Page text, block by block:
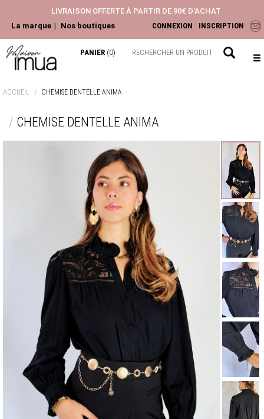
LIVRAISON OFFERTE À PARTIR DE 90€ D'ACHAT
La marque
Nos boutiques CONNEXION INSCRIPTION
PANIER (0)
HAUTS
PANTALONS ET JEANS
ROBES ET JUPES
CHEMISIERS & BLOUSES
TOPS & T-SHIRTS
GILETS & PULLS
JEANS & PANTALONS
VESTES
MANTEAUX & PARKAS
ROBES
JUPES & SHORTS
ACCESSOIRES
CARTES CADEAUX
FOULARDS ET ÉCHARPES
BRADERIE D'ÉTÉ
ACCESSOIRES
HAUTS
ACCUEIL CHEMISE DENTELLE ANIMA
CHEMISE DENTELLE ANIMA